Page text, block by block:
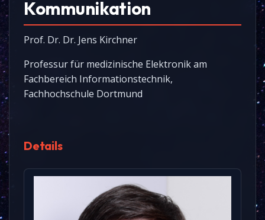
Kommunikation
Prof. Dr. Dr. Jens Kirchner
Professur für medizinische Elektronik am
Fachbereich Informationstechnik,
Fachhochschule Dortmund
Details